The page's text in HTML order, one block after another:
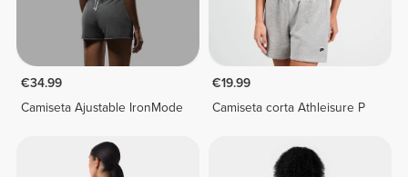
€34.99
Camiseta Ajustable IronMode
€19.99
Camiseta corta Athleisure P